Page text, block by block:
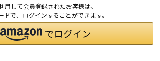
して会員登録されたお客様は、
で、ログインすることができます。